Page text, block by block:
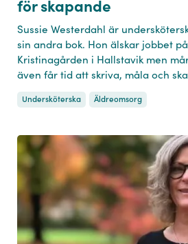
för skapande
Sussie Westerdahl är
sin andra bok. Hon älskar jobbet
Kristinagården i Hallstavik men
även får tid att skriva, måla och
Undersköterska Äldreomsorg